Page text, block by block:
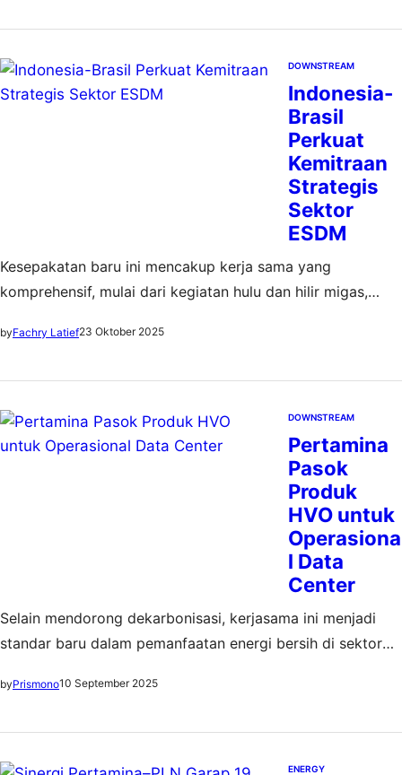
DOWNSTREAM
Indonesia-
Brasil
Perkuat
Kemitraan
Strategis
Sektor
ESDM
Kesepakatan baru ini mencakup kerja sama yang
komprehensif, mulai dari kegiatan hulu dan hilir migas,
jaringan, sumber daya mineral, hingga pengembangan
byFachry Latief23 Oktober 2025
DOWNSTREAM
Pertamina
Pasok
Produk
HVO untuk
Operasiona
l Data
Center
Selain mendorong dekarbonisasi, kerjasama ini menjadi
standar baru dalam pemanfaatan energi bersih di sektor
byPrismono10 September 2025
ENERGY